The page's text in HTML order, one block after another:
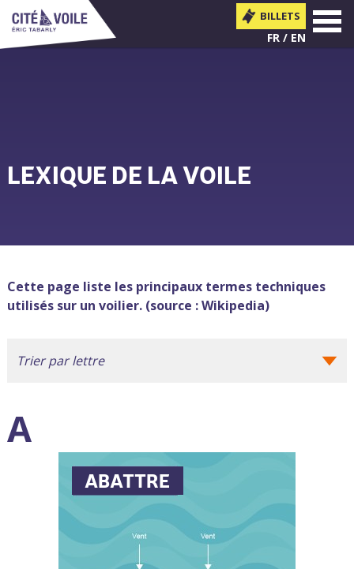
BILLETS
FR EN
MENU
LEXIQUE DE LA VOILE
Vous êtes ici
Cette page liste les principaux termes techniques
utilisés sur un voilier. (source : Wikipedia)
Trier par lettre
A
ABATTRE